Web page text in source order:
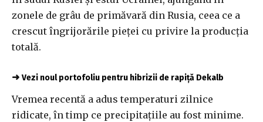
zonele de grâu de primăvară din Rusia, ceea ce a
crescut îngrijorările pieței cu privire la producția
totală.
➜ Vezi noul portofoliu pentru hibrizii de rapiță Dekalb
Vremea recentă a adus temperaturi zilnice
ridicate, în timp ce precipitațiile au fost minime.